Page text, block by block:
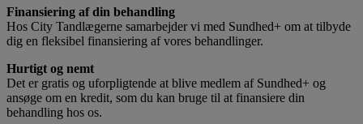
Finansiering af din behandling
Hos City Tandlægerne samarbejder vi med Sundhed+ om at tilbyde
dig en fleksibel finansiering af vores behandlinger.
Hurtigt og nemt
Det er gratis og uforpligtende at blive medlem af Sundhed+ og
ansøge om en kredit, som du kan bruge til at finansiere din
behandling hos os.